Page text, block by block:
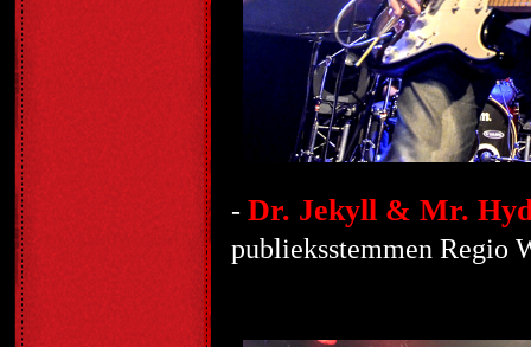
- Dr. Jekyll & Mr.
publieksstemmen Regio